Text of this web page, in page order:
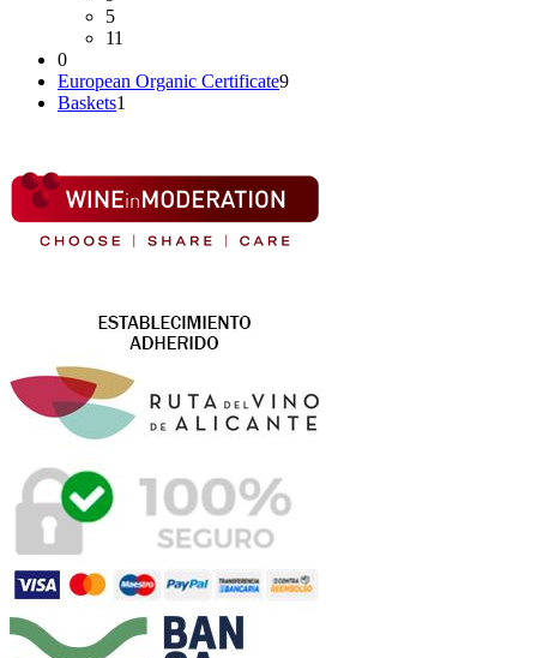
5
11
0
European Organic Certificate9
Baskets1